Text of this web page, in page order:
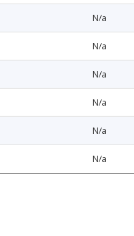
N/a
N/a
N/a
N/a
N/a
N/a